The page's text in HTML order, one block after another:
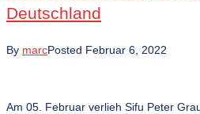
Deutschland
By marcPosted Februar 6, 2022
Am 05. Februar verlieh Sifu Peter